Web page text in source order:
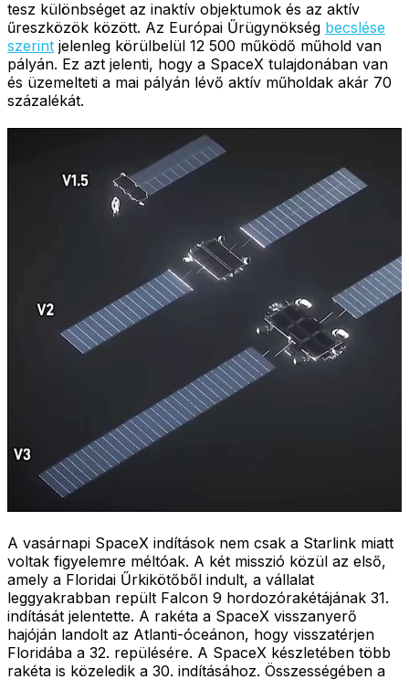
tesz különbséget az inaktív objektumok és az aktív
űreszközök között. Az Európai Űrügynökség becslése
szerint jelenleg körülbelül 12 500 működő műhold van
pályán. Ez azt jelenti, hogy a SpaceX tulajdonában van
és üzemelteti a mai pályán lévő aktív műholdak akár 70
százalékát.
A vasárnapi SpaceX indítások nem csak a Starlink miatt
voltak figyelemre méltóak. A két misszió közül az első,
amely a Floridai Űrkikötőből indult, a vállalat
leggyakrabban repült Falcon 9 hordozórakétájának 31.
indítását jelentette. A rakéta a SpaceX visszanyerő
hajóján landolt az Atlanti-óceánon, hogy visszatérjen
Floridába a 32. repülésére. A SpaceX készletében több
rakéta is közeledik a 30. indításához. Összességében a